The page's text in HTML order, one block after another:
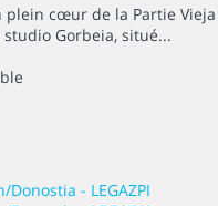
plein cœur de la Partie Vieja
Gorbeia, situé...